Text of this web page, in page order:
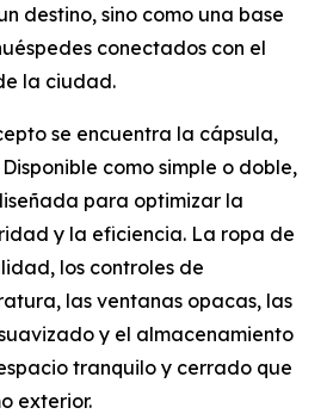
destino, sino como una base
conectados con el
la ciudad.
se encuentra la cápsula,
como simple o doble,
para optimizar la
y la eficiencia. La ropa de
los controles de
las ventanas opacas, las
y el almacenamiento
tranquilo y cerrado que
exterior.